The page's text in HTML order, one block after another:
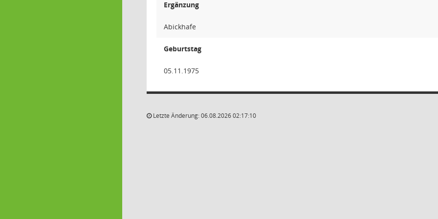
Ergänzung
Abickhafe
Geburtstag
05.11.1975
Letzte Änderung: 06.08.2026 02:17:10